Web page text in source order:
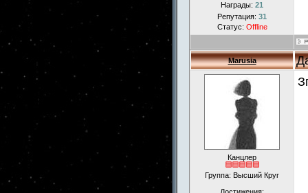
Награды: 21
Репутация: 31
Статус: Offline
Marusia
Канцлер
Группа: Высший Круг